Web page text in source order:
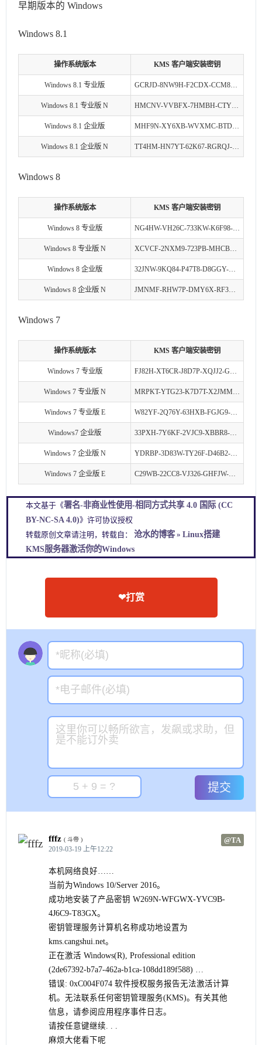
早期版本的 Windows
Windows 8.1
操作系统版本 KMS 客户端安装密钥
Windows 8.1 专业版 GCRJD-8NW9H-F2CDX-CCM8D-9D6T9
Windows 8.1 专业版 N HMCNV-VVBFX-7HMBH-CTY9B-B4FXY
Windows 8.1 企业版 MHF9N-XY6XB-WVXMC-BTDCT-MKKG7
Windows 8.1 企业版 N TT4HM-HN7YT-62K67-RGRQJ-JFFXW
Windows 8
操作系统版本 KMS 客户端安装密钥
Windows 8 专业版 NG4HW-VH26C-733KW-K6F98-J8CK4
Windows 8 专业版 N XCVCF-2NXM9-723PB-MHCB7-2RYQQ
Windows 8 企业版 32JNW-9KQ84-P47T8-D8GGY-CWCK7
Windows 8 企业版 N JMNMF-RHW7P-DMY6X-RF3DR-X2BQT
Windows 7
操作系统版本 KMS 客户端安装密钥
Windows 7 专业版 FJ82H-XT6CR-J8D7P-XQJJ2-GPDD4
Windows 7 专业版 N MRPKT-YTG23-K7D7T-X2JMM-QY7MG
Windows 7 专业版 E W82YF-2Q76Y-63HXB-FGJG9-GF7QX
Windows7 企业版 33PXH-7Y6KF-2VJC9-XBBR8-HVTHH
Windows 7 企业版 N YDRBP-3D83W-TY26F-D46B2-XCKRJ
Windows 7 企业版 E C29WB-22CC8-VJ326-GHFJW-H9DH4
本文基于《署名-非商业性使用-相同方式共享 4.0 国际 (CC
BY-NC-SA 4.0)》许可协议授权
转载原创文章请注明，转载自： 沧水的博客» Linux搭建
KMS服务器激活你的Windows
❤打赏
提交
fffz @TA
( 斗帝 )
2019-03-19 上午12:22
本机网络良好……
当前为Windows 10/Server 2016。
成功地安装了产品密钥 W269N-WFGWX-YVC9B-
4J6C9-T83GX。
密钥管理服务计算机名称成功地设置为
kms.cangshui.net。
正在激活 Windows(R), Professional edition
(2de67392-b7a7-462a-b1ca-108dd189f588) …
错误: 0xC004F074 软件授权服务报告无法激活计算
机。无法联系任何密钥管理服务(KMS)。有关其他
信息，请参阅应用程序事件日志。
请按任意键继续. . .
麻烦大佬看下呢